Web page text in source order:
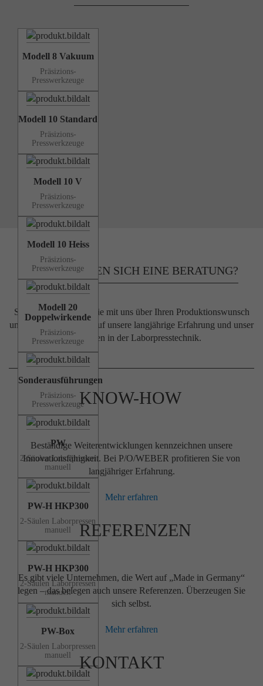
Modell 8 Vakuum
Präsizions-
Presswerkzeuge
Modell 10 Standard
Präsizions-
Presswerkzeuge
Modell 10 V
Präsizions-
Presswerkzeuge
Modell 10 Heiss
Präsizions-
Presswerkzeuge
Modell 20
Doppelwirkende
Präsizions-
Presswerkzeuge
Sonderausführungen
Präsizions-
Presswerkzeuge
PW
2-Säulen Laborpressen
manuell
PW-H HKP300
2-Säulen Laborpressen
manuell
PW-H HKP300
2-Säulen Laborpressen
manuell
PW-Box
2-Säulen Laborpressen
manuell
SIE WÜNSCHEN SICH EINE BERATUNG?
Sehr gern! Sprechen Sie mit uns über Ihren Produktionswunsch
und verlassen Sie sich auf unsere langjährige Erfahrung und unser
Fachwissen in der Laborpresstechnik.
KNOW-HOW
Beständige Weiterentwicklungen kennzeichnen unsere
Innovationsfähigkeit. Bei P/O/WEBER profitieren Sie von
langjähriger Erfahrung.
Mehr erfahren
REFERENZEN
Es gibt viele Unternehmen, die Wert auf „Made in Germany“
legen – das belegen auch unsere Referenzen. Überzeugen Sie
sich selbst.
Mehr erfahren
KONTAKT